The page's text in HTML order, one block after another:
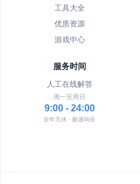
工具大全
优质资源
游戏中心
服务时间
人工在线解答
周一至周日
9:00 - 24:00
全年无休 · 极速响应